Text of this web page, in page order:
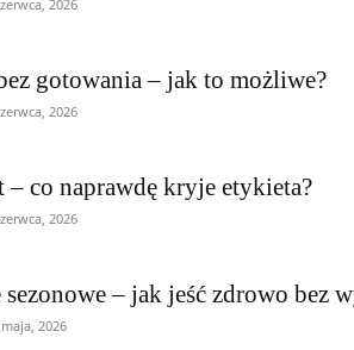
2026
gotowania – jak to możliwe?
2026
co naprawdę kryje etykieta?
2026
sezonowe – jak jeść zdrowo bez
2026